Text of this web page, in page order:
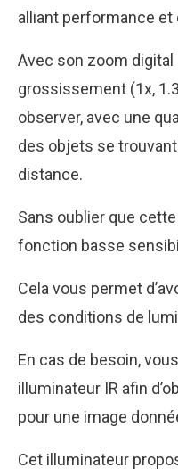
alliant performance et
Avec son zoom
grossissement (1x,
observer, avec une
des objets se
distance.
Sans oublier que
fonction basse
Cela vous permet
des conditions de
En cas de besoin,
illuminateur IR afin
pour une image
Cet illuminateur